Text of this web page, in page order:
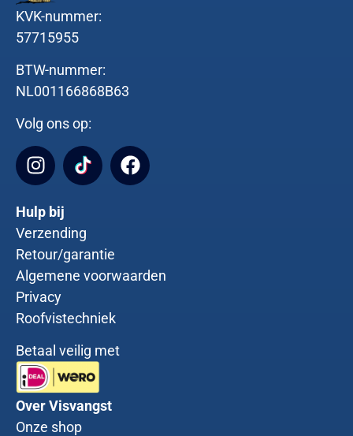
KVK-nummer:
57715955
BTW-nummer:
NL001166868B63
Volg ons op:
Hulp bij
Verzending
Retour/garantie
Algemene voorwaarden
Privacy
Roofvistechniek
Betaal veilig met
Over Visvangst
Onze shop